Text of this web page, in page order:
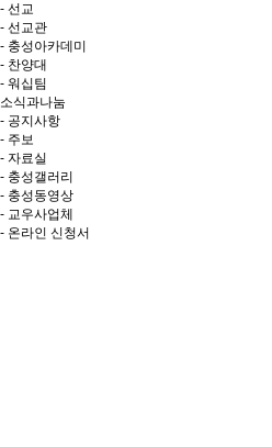
- 선교
- 선교관
- 충성아카데미
- 찬양대
- 워십팀
소식과나눔
- 공지사항
- 주보
- 자료실
- 충성갤러리
- 충성동영상
- 교우사업체
- 온라인 신청서